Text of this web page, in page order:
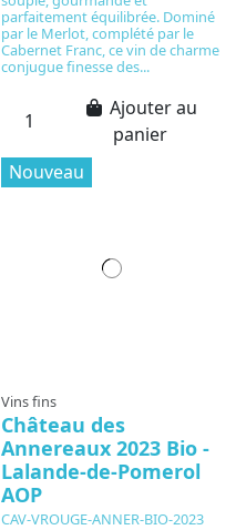
parfaitement équilibrée. Dominé
par le Merlot, complété par le
Cabernet Franc, ce vin de charme
conjugue finesse des...
Ajouter au
panier
Nouveau
Vins fins
Château des
Annereaux 2023 Bio -
Lalande-de-Pomerol
AOP
CAV-VROUGE-ANNER-BIO-2023